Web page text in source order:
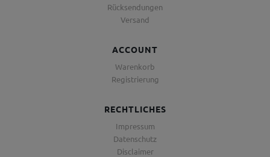
Rücksendungen
Versand
ACCOUNT
Warenkorb
Registrierung
RECHTLICHES
Impressum
Datenschutz
Disclaimer